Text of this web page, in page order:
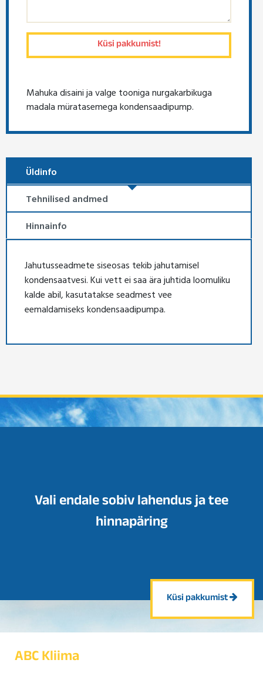
Mahuka disaini ja valge tooniga nurgakarbikuga
madala müratasemega kondensaadipump.
Üldinfo
Tehnilised andmed
Hinnainfo
Jahutusseadmete siseosas tekib jahutamisel
kondensaatvesi. Kui vett ei saa ära juhtida loomuliku
kalde abil, kasutatakse seadmest vee
eemaldamiseks kondensaadipumpa.
Vali endale sobiv lahendus ja tee
hinnapäring
Küsi pakkumist
ABC Kliima